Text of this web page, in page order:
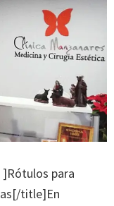
para
title]En